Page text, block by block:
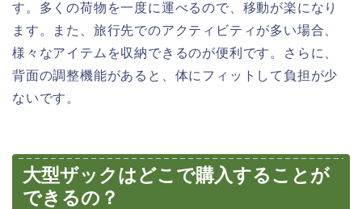
す。多くの荷物を一度に運べるので、移動が楽になり
ます。また、旅行先でのアクティビティが多い場合、
様々なアイテムを収納できるのが便利です。さらに、
背面の調整機能があると、体にフィットして負担が少
ないです。
大型ザックはどこで購入することが
できるの？